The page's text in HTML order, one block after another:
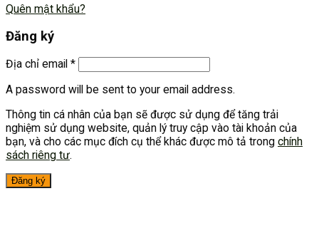
Quên mật khẩu?
Đăng ký
Địa chỉ email *
A password will be sent to your email address.
Thông tin cá nhân của bạn sẽ được sử dụng để tăng trải
nghiệm sử dụng website, quản lý truy cập vào tài khoản của
bạn, và cho các mục đích cụ thể khác được mô tả trong chính
sách riêng tư.
Đăng ký